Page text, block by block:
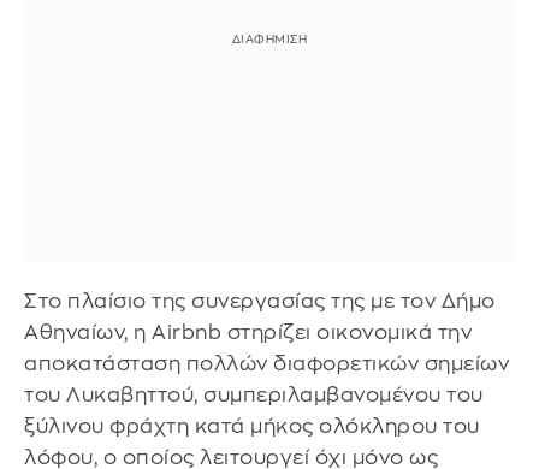
Στο πλαίσιο της συνεργασίας της με τον Δήμο
Αθηναίων, η Airbnb στηρίζει οικονομικά την
αποκατάσταση πολλών διαφορετικών σημείων
του Λυκαβηττού, συμπεριλαμβανομένου του
ξύλινου φράχτη κατά μήκος ολόκληρου του
λόφου, ο οποίος λειτουργεί όχι μόνο ως